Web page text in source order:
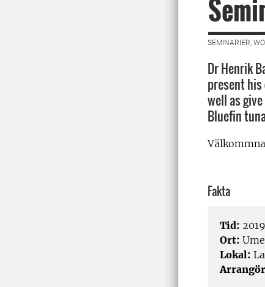
SEMINARIER,
Dr Henrik
present
well as
Bluefin
Fakta
Tid:
Ort:
Lokal: